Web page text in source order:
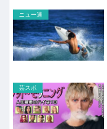
ニュー速
芸スポ